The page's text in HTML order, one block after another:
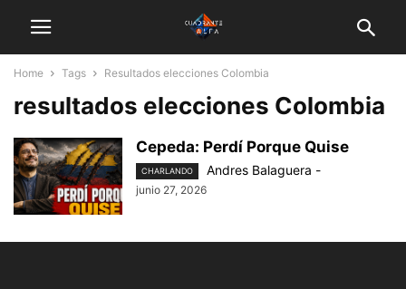
Home Tags Resultados elecciones Colombia
resultados elecciones Colombia
Cepeda: Perdí Porque Quise
CHARLANDO Andres Balaguera -
junio 27, 2026